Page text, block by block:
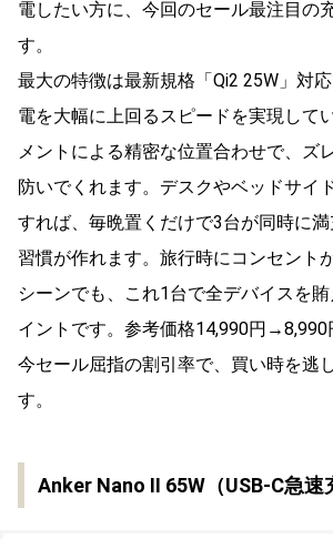
電したい方に、今回のセール最注目の
す。
最大の特徴は最新規格「Qi2 25W」対
電を大幅に上回るスピードを実現して
メントによる精密な位置合わせで、ズ
防いでくれます。デスクやベッドサイ
すれば、毎晩置くだけで3台が同時に
習慣が作れます。旅行時にコンセント
シーンでも、これ1台で全デバイスを
イントです。参考価格14,990円→8,990
今セール屈指の割引率で、買い時を逃
す。
Anker Nano II 65W（USB-C急速